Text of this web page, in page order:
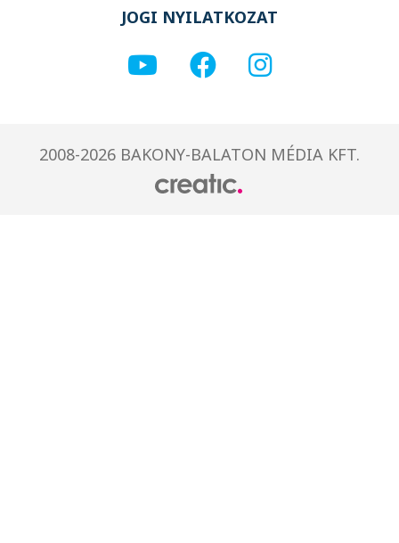
JOGI NYILATKOZAT
2008-2026 BAKONY-BALATON MÉDIA KFT.